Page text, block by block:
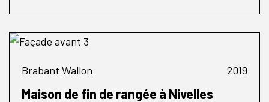
Brabant Wallon 2019
Maison de fin de rangée à Nivelles